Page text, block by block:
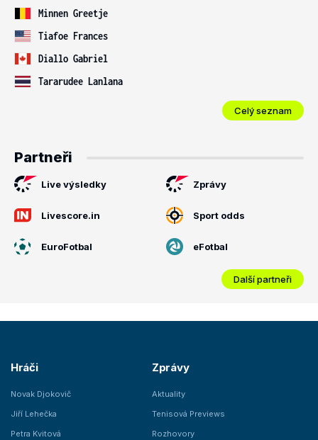
Minnen Greetje
Tiafoe Frances
Diallo Gabriel
Tararudee Lanlana
Celý seznam
Partneři
Live výsledky Zprávy
Livescore.in Sport odds
EuroFotbal eFotbal
Další partneři
Hráči
Novak Djokovič
Jiří Lehečka
Petra Kvitová
Zprávy
Aktuality
Tenisová Previews
Rozhovory